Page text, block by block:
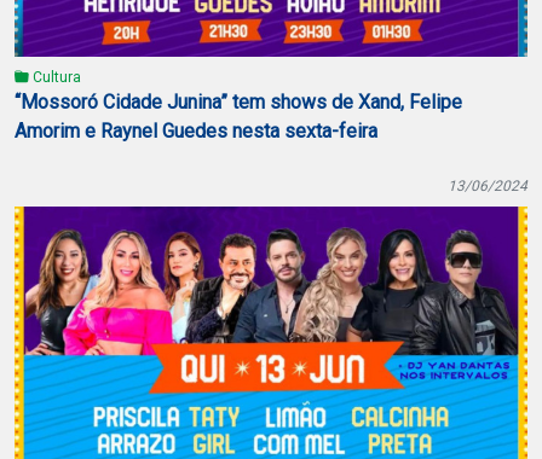
Cultura
“Mossoró Cidade Junina” tem shows de Xand, Felipe
Amorim e Raynel Guedes nesta sexta-feira
13/06/2024